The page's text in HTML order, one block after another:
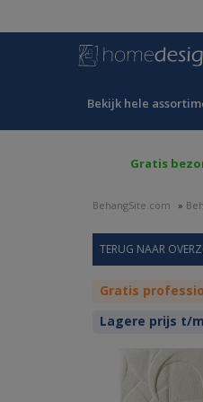
Bekijk hele
Gratis
BehangSite.com »
Gratis
Lagere prijs t/